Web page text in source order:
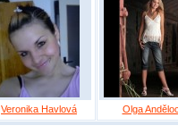
Veronika Havlová Olga